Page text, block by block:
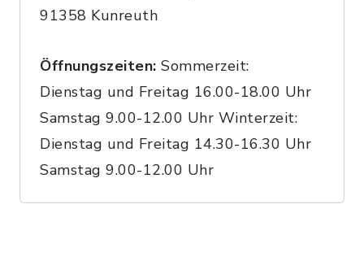
91358 Kunreuth
Öffnungszeiten: Sommerzeit:
Dienstag und Freitag 16.00-18.00 Uhr
Samstag 9.00-12.00 Uhr Winterzeit:
Dienstag und Freitag 14.30-16.30 Uhr
Samstag 9.00-12.00 Uhr